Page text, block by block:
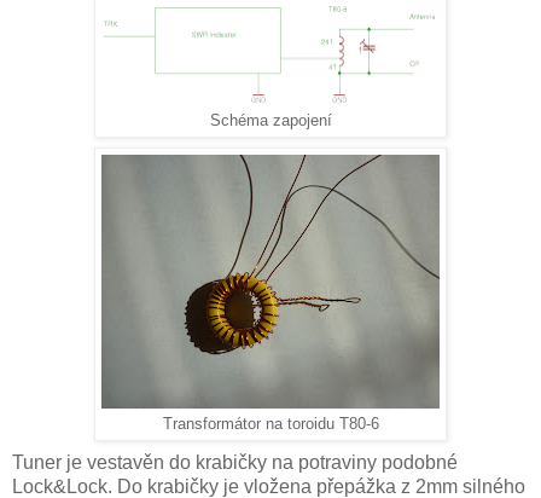
Schéma zapojení
Transformátor na toroidu T80-6
Tuner je vestavěn do krabičky na potraviny podobné
Lock&Lock. Do krabičky je vložena přepážka z 2mm silného